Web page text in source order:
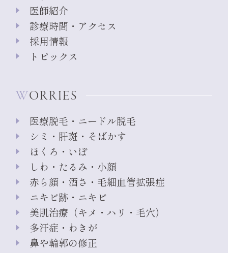
医師紹介
診療時間・アクセス
採用情報
トピックス
WORRIES
医療脱毛・ニードル脱毛
シミ・肝斑・そばかす
ほくろ・いぼ
しわ・たるみ・小顔
赤ら顔・酒さ・毛細血管拡張症
ニキビ跡・ニキビ
美肌治療（キメ・ハリ・毛穴）
多汗症・わきが
鼻や輪郭の修正